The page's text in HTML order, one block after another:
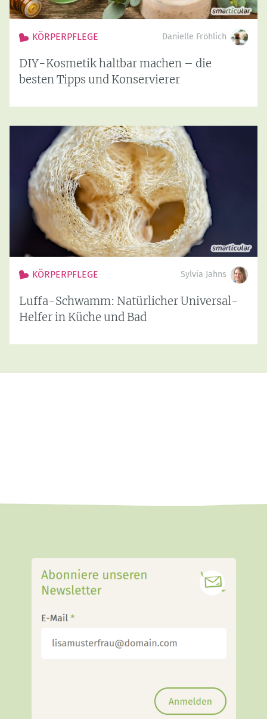
KÖRPERPFLEGE Danielle Fröhlich
DIY-Kosmetik haltbar machen – die
besten Tipps und Konservierer
KÖRPERPFLEGE Sylvia Jahns
Luffa-Schwamm: Natürlicher Universal-
Helfer in Küche und Bad